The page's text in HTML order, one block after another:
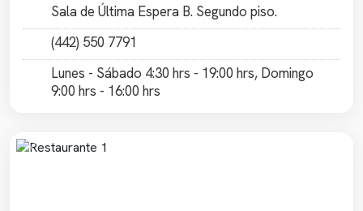
Sala de Última Espera B. Segundo piso.
(442) 550 7791
Lunes - Sábado 4:30 hrs - 19:00 hrs, Domingo
9:00 hrs - 16:00 hrs
Previous